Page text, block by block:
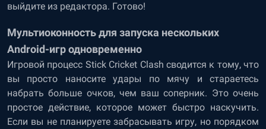
выйдите из редактора. Готово!
Мультиоконность для запуска нескольких
Android-игр одновременно
Игровой процесс Stick Cricket Clash сводится к тому, что
вы просто наносите удары по мячу и стараетесь
набрать больше очков, чем ваш соперник. Это очень
простое действие, которое может быстро наскучить.
Если вы не планируете забрасывать игру, но порядком